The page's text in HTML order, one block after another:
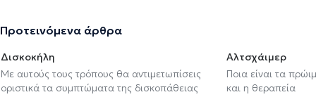
Προτεινόμενα άρθρα
Δισκοκήλη
Με αυτούς τους τρόπους θα αντιμετωπίσεις
οριστικά τα συμπτώματα της δισκοπάθειας
Αλτσχάιμερ
Ποια είναι τα
και η θεραπεία